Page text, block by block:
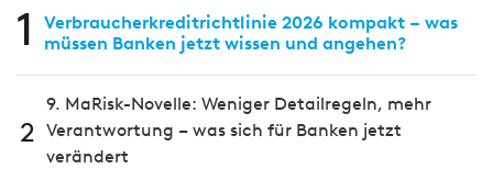
1
Verbraucherkreditrichtlinie 2026 kompakt – was
müssen Banken jetzt wissen und angehen?
2
9. MaRisk-Novelle: Weniger Detailregeln, mehr
Verantwortung – was sich für Banken jetzt
verändert